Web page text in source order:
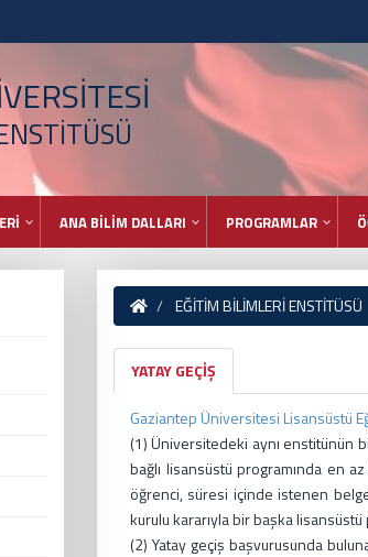
ANA BİLİM DALLARI PROGRAMLAR
EĞİTİM BİLİMLERİ ENSTİTÜSÜ
YATAY GEÇİŞ
Gaziantep Üniversitesi Lisansüstü
(1) Üniversitedeki aynı enstitünün
bağlı lisansüstü programında en
öğrenci, süresi içinde istenen
kurulu kararıyla bir başka
(2) Yatay geçiş başvurusunda